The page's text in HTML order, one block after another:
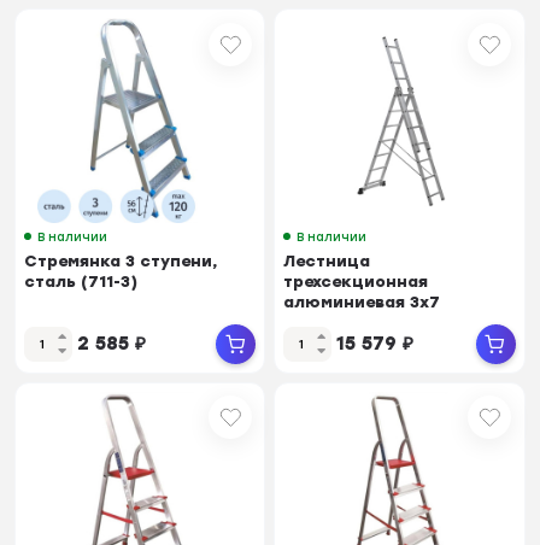
В наличии
Стремянка 3 ступени,
сталь (711-3)
2 585 ₽
В наличии
Лестница
трехсекционная
алюминиевая 3х7
15 579 ₽